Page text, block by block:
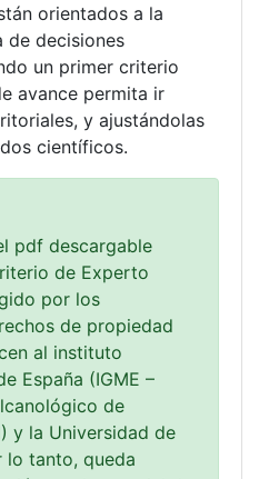
orientados a la
de decisiones
un primer criterio
avance permita ir
y ajustándolas
científicos.
pdf descargable
de Experto
por los
de propiedad
al instituto
España (IGME –
de
y la Universidad de
lo tanto, queda